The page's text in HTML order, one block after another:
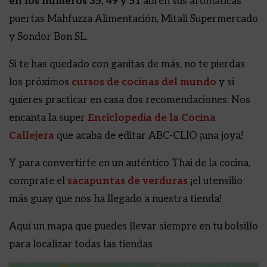
puertas Mahfuzza Alimentación, Mitali Supermercado
y Sondor Bon SL.
Si te has quedado con ganitas de más, no te pierdas
los próximos cursos de cocinas del mundo y si
quieres practicar en casa dos recomendaciones: Nos
encanta la super Enciclopedia de la Cocina
Callejera que acaba de editar ABC-CLIO ¡una joya!
Y para convertirte en un auténtico Thai de la cocina,
comprate el sacapuntas de verduras ¡el utensilio
más guay que nos ha llegado a nuestra tienda!
Aquí un mapa que puedes llevar siempre en tu bolsillo
para localizar todas las tiendas